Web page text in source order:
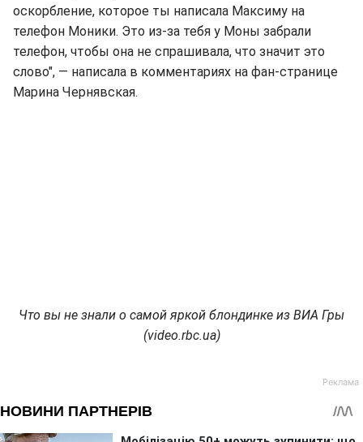
оскорбление, которое ты написала Максиму на
телефон Моники. Это из-за тебя у Моны забрали
телефон, чтобы она не спрашивала, что значит это
слово", — написала в комментариях на фан-странице
Марина Чернявская.
Что вы не знали о самой яркой блондинке из ВИА Гры
(video.rbc.ua)